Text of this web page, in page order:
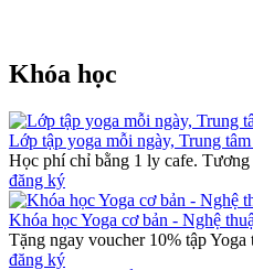
Khóa học
Lớp tập yoga mỗi ngày, Trung
Học phí chỉ bằng 1 ly cafe.
đăng ký
Khóa học Yoga cơ bản - Nghệ
Tặng ngay voucher 10% tập
đăng ký